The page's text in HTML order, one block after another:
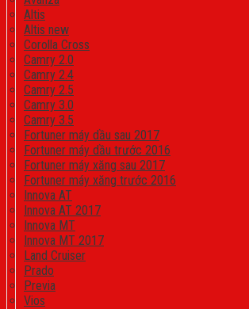
Altis
Altis new
Corolla Cross
Camry 2.0
Camry 2.4
Camry 2.5
Camry 3.0
Camry 3.5
Fortuner máy dầu sau 2017
Fortuner máy dầu trước 2016
Fortuner máy xăng sau 2017
Fortuner máy xăng trước 2016
Innova AT
Innova AT 2017
Innova MT
Innova MT 2017
Land Cruiser
Prado
Previa
Vios